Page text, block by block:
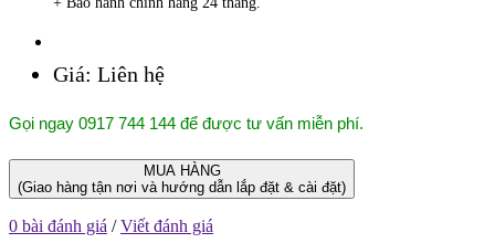
Giá: Liên hệ
Gọi ngay 0917 744 144 để được tư vấn miễn phí.
MUA HÀNG
(Giao hàng tận nơi và hướng dẫn lắp đặt & cài đặt)
0 bài đánh giá /Viết đánh giá